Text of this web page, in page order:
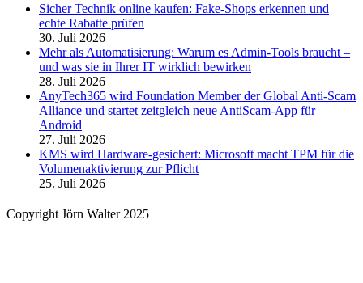
Sicher Technik online kaufen: Fake-Shops erkennen und
echte Rabatte prüfen
30. Juli 2026
Mehr als Automatisierung: Warum es Admin-Tools braucht –
und was sie in Ihrer IT wirklich bewirken
28. Juli 2026
AnyTech365 wird Foundation Member der Global Anti-Scam
Alliance und startet zeitgleich neue AntiScam-App für
Android
27. Juli 2026
KMS wird Hardware-gesichert: Microsoft macht TPM für die
Volumenaktivierung zur Pflicht
25. Juli 2026
Copyright Jörn Walter 2025